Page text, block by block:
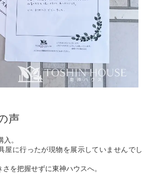
声
。
屋に行ったが現物を展示していませんでし
を把握せずに東神ハウスへ。